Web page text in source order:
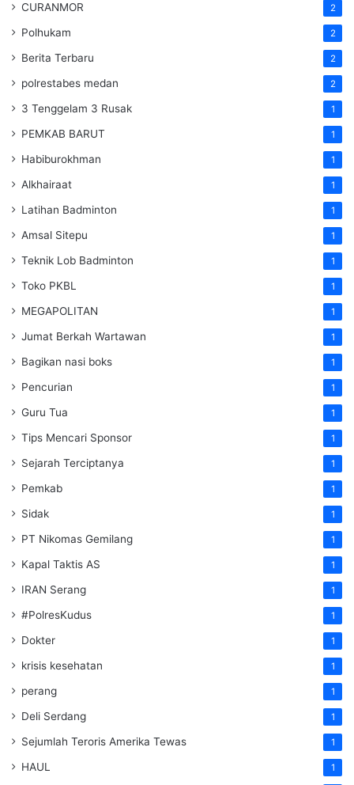
CURANMOR 2
Polhukam 2
Berita Terbaru 2
polrestabes medan 2
3 Tenggelam 3 Rusak 1
PEMKAB BARUT 1
Habiburokhman 1
Alkhairaat 1
Latihan Badminton 1
Amsal Sitepu 1
Teknik Lob Badminton 1
Toko PKBL 1
MEGAPOLITAN 1
Jumat Berkah Wartawan 1
Bagikan nasi boks 1
Pencurian 1
Guru Tua 1
Tips Mencari Sponsor 1
Sejarah Terciptanya 1
Pemkab 1
Sidak 1
PT Nikomas Gemilang 1
Kapal Taktis AS 1
IRAN Serang 1
#PolresKudus 1
Dokter 1
krisis kesehatan 1
perang 1
Deli Serdang 1
Sejumlah Teroris Amerika Tewas 1
HAUL 1